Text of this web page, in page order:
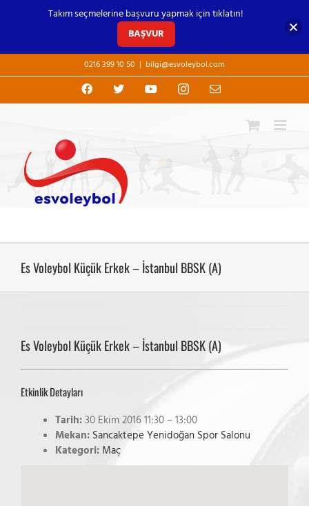
to
0216 399 10 50 | bilgi@esvoleybol.com
Facebook
X YouTubeInstagram
E-
Es Voleybol Küçük Erkek – İstanbul BBSK (A)
Es Voleybol Küçük Erkek – İstanbul BBSK (A)
Etkinlik Detayları
Tarih:30 Ekim 2016 11:30 –13:00
Mekan: Sancaktepe Yenidoğan Spor Salonu
Kategori: Maç
Takım seçmelerine başvuru yapmak için tıklatın!
BAŞVUR